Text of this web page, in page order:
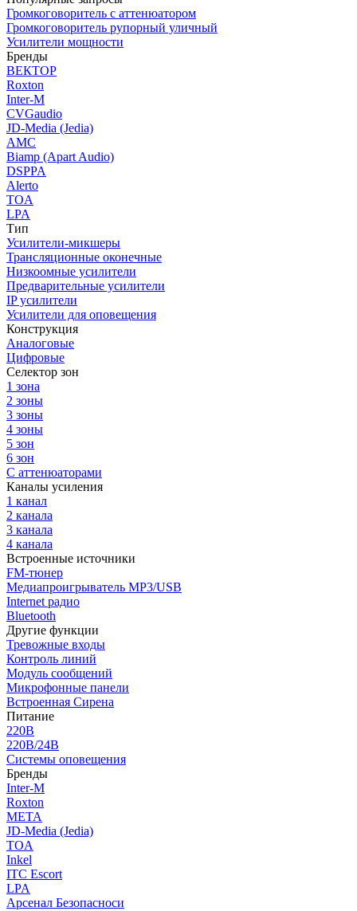
Громкоговоритель с аттенюатором
Громкоговоритель рупорный уличный
Усилители мощности
Бренды
ВЕКТОР
Roxton
Inter-M
CVGaudio
JD-Media (Jedia)
AMC
Biamp (Apart Audio)
DSPPA
Alerto
TOA
LPA
Тип
Усилители-микшеры
Трансляционные оконечные
Низкоомные усилители
Предварительные усилители
IP усилители
Усилители для оповещения
Конструкция
Аналоговые
Цифровые
Селектор зон
1 зона
2 зоны
3 зоны
4 зоны
5 зон
6 зон
С аттенюаторами
Каналы усиления
1 канал
2 канала
3 канала
4 канала
Встроенные источники
FM-тюнер
Медиапроигрыватель MP3/USB
Internet радио
Bluetooth
Другие функции
Тревожные входы
Контроль линий
Модуль сообщений
Микрофонные панели
Встроенная Сирена
Питание
220В
220В/24В
Системы оповещения
Бренды
Inter-M
Roxton
МЕТА
JD-Media (Jedia)
TOA
Inkel
ITC Escort
LPA
Арсенал Безопасноси